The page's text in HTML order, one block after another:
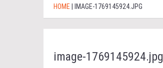
HOME IMAGE-1769145924.JPG
image-1769145924.jpg